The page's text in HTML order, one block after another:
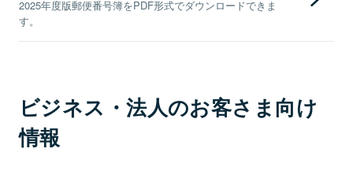
2025年度版郵便番号簿をPDF形式でダウンロードできま
す。
ビジネス・法人のお客さま向け
情報